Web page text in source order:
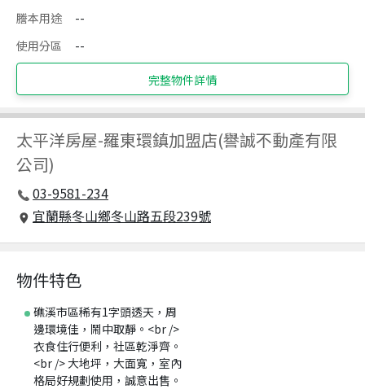
謄本用途
--
使用分區
--
完整物件詳情
太平洋房屋-羅東環鎮加盟店(譽誠不動產有限
公司)
03-9581-234
宜蘭縣冬山鄉冬山路五段239號
物件特色
礁溪市區稀有1字頭透天，周
邊環境佳，鬧中取靜。<br />
衣食住行便利，社區乾淨齊。
<br /> 大地坪，大面寬，室內
格局好規劃使用，誠意出售。